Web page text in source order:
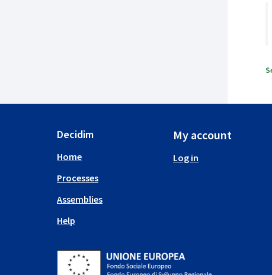
Decidim
Home
Processes
Assemblies
Help
My account
Log in